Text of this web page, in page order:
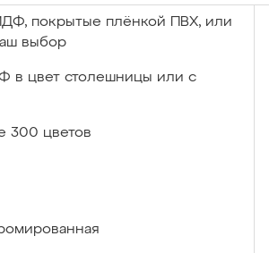
покрытые плёнкой ПВХ, или
выбор
в цвет столешницы или с
300 цветов